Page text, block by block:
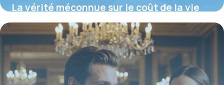
La vérité méconnue sur le coût de la vie
au Brésil en 2025 : comment vivre mieux
avec moins et éviter les pièges cachés
16 juin 2026